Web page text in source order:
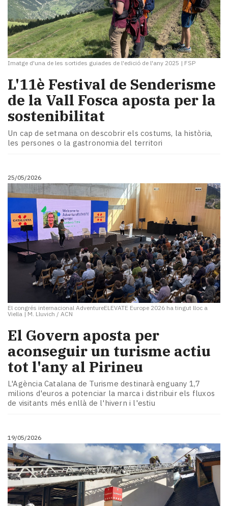
Imatge d'una de les sortides guiades de l'edició de l'any 2025 | FSP
L'11è Festival de Senderisme
de la Vall Fosca aposta per la
sostenibilitat
Un cap de setmana on descobrir els costums, la història,
les persones o la gastronomia del territori
25/05/2026
El congrés internacional AdventureELEVATE Europe 2026 ha tingut lloc a
Viella | M. Lluvich / ACN
El Govern aposta per
aconseguir un turisme actiu
tot l'any al Pirineu
L'Agència Catalana de Turisme destinarà enguany 1,7
milions d'euros a potenciar la marca i distribuir els fluxos
de visitants més enllà de l'hivern i l'estiu
19/05/2026